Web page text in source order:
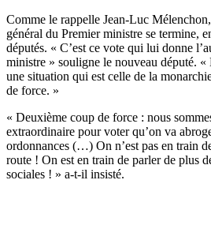
Comme le rappelle Jean-Luc
général du Premier ministre se termine,
députés. « C’est ce vote qui lui donne
ministre » souligne le nouveau député. «
une situation qui est celle de la
de force. »
« Deuxième coup de force : nous
extraordinaire pour voter qu’on va
ordonnances (…) On n’est pas en train
route ! On est en train de parler de plus
sociales ! » a-t-il insisté.